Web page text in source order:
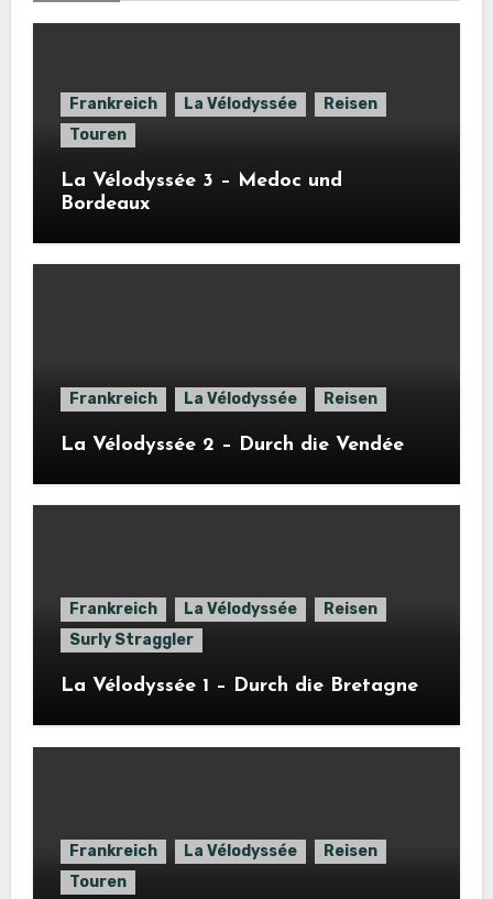
Frankreich La Vélodyssée
Reisen
Touren
La Vélodyssée 3 – Medoc und
Bordeaux
Frankreich La Vélodyssée Reisen
La Vélodyssée 2 – Durch die Vendée
Frankreich La Vélodyssée
Reisen
Surly Straggler
La Vélodyssée 1 – Durch die Bretagne
Frankreich La Vélodyssée
Reisen
Touren